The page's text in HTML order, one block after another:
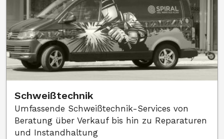
Schweißtechnik
Umfassende Schweißtechnik-Services von
Beratung über Verkauf bis hin zu Reparaturen
und Instandhaltung